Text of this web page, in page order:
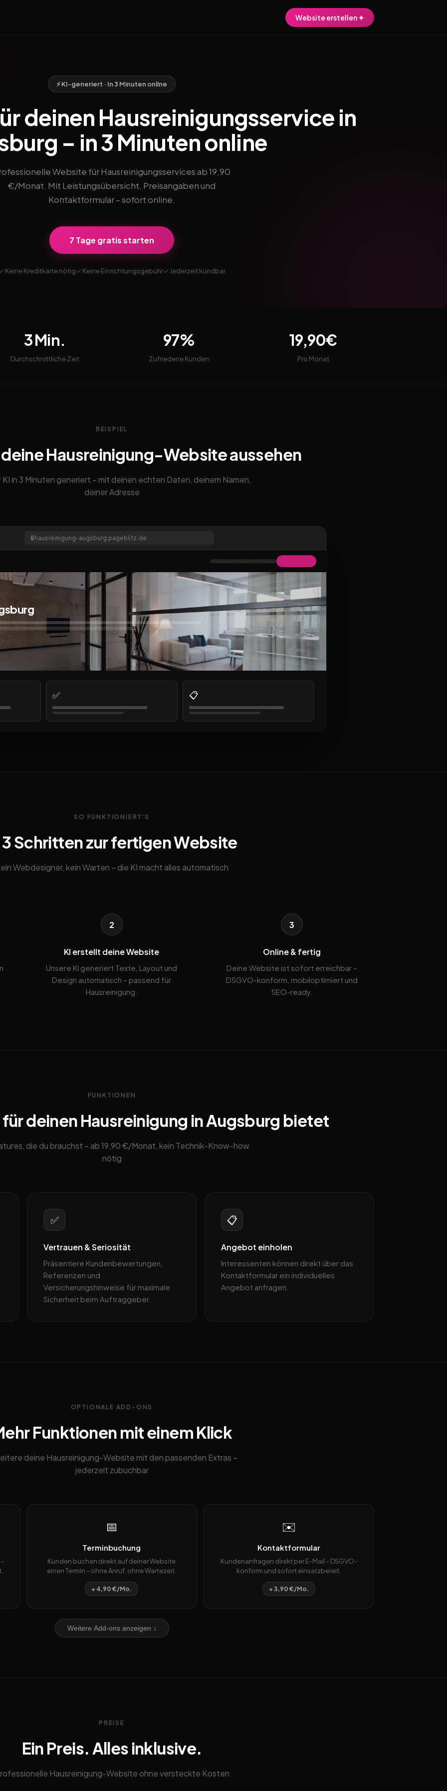
Website erstellen ✦
⚡ KI-generiert · In 3 Minuten online
deinen Hausreinigungsservice in
– in 3 Minuten online
Website für Hausreinigungsservices ab 19,90
€/Monat. Mit Leistungsübersicht, Preisangaben und
Kontaktformular – sofort online.
7 Tage gratis starten
Keine Kreditkarte nötig✓ Keine Einrichtungsgebühr✓ Jederzeit kündbar
3 Min.
Durchschnittliche Zeit
97%
Zufriedene Kunden
19,90€
Pro Monat
BEISPIEL
Hausreinigung-Website aussehen
KI in 3 Minuten generiert – mit deinen echten Daten, deinem Namen,
deiner Adresse
🔒 hausreinigung-augsburg.pageblitz.de
✅ 📋
SO FUNKTIONIERT'S
3 Schritten zur fertigen Website
Webdesigner, kein Warten – die KI macht alles automatisch
2
KI erstellt deine Website
Unsere KI generiert Texte, Layout und
Design automatisch – passend für
Hausreinigung.
3
Online & fertig
Deine Website ist sofort erreichbar –
DSGVO-konform, mobiloptimiert und
SEO-ready.
FUNKTIONEN
deinen Hausreinigung in Augsburg bietet
die du brauchst – ab 19,90 €/Monat, kein Technik-Know-how
nötig
✅
Vertrauen & Seriosität
Präsentiere Kundenbewertungen,
Referenzen und
Versicherungshinweise für maximale
Sicherheit beim Auftraggeber.
📋
Angebot einholen
Interessenten können direkt über das
Kontaktformular ein individuelles
Angebot anfragen.
OPTIONALE ADD-ONS
Funktionen mit einem Klick
deine Hausreinigung-Website mit den passenden Extras –
jederzeit zubuchbar
📅
Terminbuchung
Kunden buchen direkt auf deiner Website
einen Termin – ohne Anruf, ohne Wartezeit.
+ 4,90 €/Mo.
✉️
Kontaktformular
Kundenanfragen direkt per E-Mail – DSGVO-
konform und sofort einsatzbereit.
+ 3,90 €/Mo.
Weitere Add-ons anzeigen ↓
PREISE
Ein Preis. Alles inklusive.
Hausreinigung-Website ohne versteckte Kosten